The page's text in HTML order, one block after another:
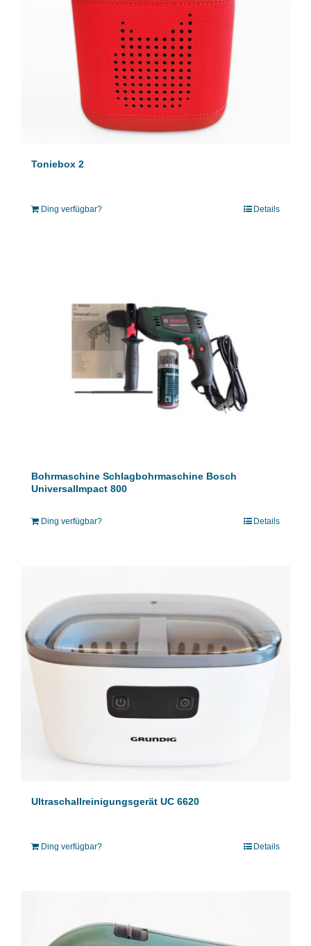
Toniebox 2
Ding verfügbar? Details
Bohrmaschine Schlagbohrmaschine Bosch
UniversalImpact 800
Ding verfügbar? Details
Ultraschallreinigungsgerät UC 6620
Ding verfügbar? Details